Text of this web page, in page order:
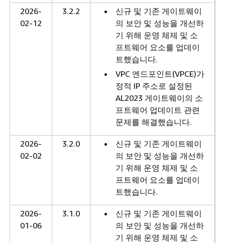
2026-
02-12
3.2.2
신규 및 기존 게이트웨이
의 보안 및 성능을 개선하
기 위해 운영 체제 및 소
프트웨어 요소를 업데이
트했습니다.
VPC 엔드포인트(VPCE)가
정적 IP 주소로 설정된
AL2023 게이트웨이의 소
프트웨어 업데이트 관련
문제를 해결했습니다.
2026-
02-02
3.2.0
신규 및 기존 게이트웨이
의 보안 및 성능을 개선하
기 위해 운영 체제 및 소
프트웨어 요소를 업데이
트했습니다.
2026-
01-06
3.1.0
신규 및 기존 게이트웨이
의 보안 및 성능을 개선하
기 위해 운영 체제 및 소